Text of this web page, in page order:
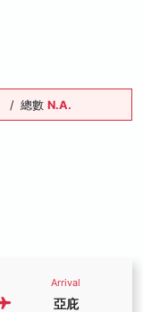
/ 總數 N.A.
Arrival
亞庇